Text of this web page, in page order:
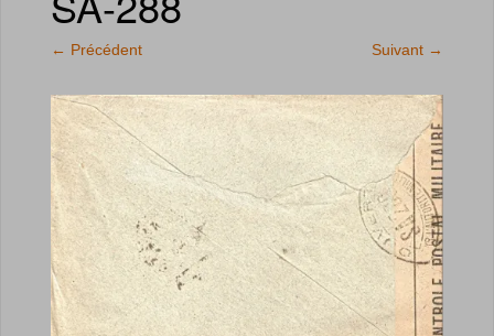
← Précédent Suivant →